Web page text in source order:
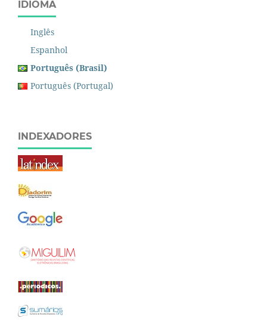
IDIOMA
Inglês
Espanhol
Português (Brasil)
Português (Portugal)
INDEXADORES